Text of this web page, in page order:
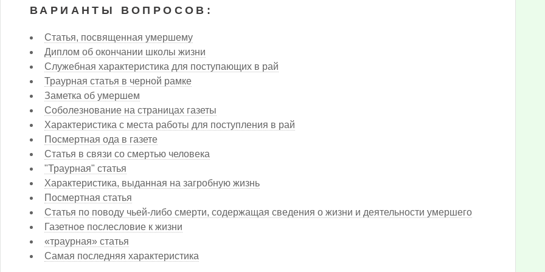
ВАРИАНТЫ ВОПРОСОВ:
Статья, посвященная умершему
Диплом об окончании школы жизни
Служебная характеристика для поступающих в рай
Траурная статья в черной рамке
Заметка об умершем
Соболезнование на страницах газеты
Характеристика с места работы для поступления в рай
Посмертная ода в газете
Статья в связи со смертью человека
"Траурная" статья
Характеристика, выданная на загробную жизнь
Посмертная статья
Статья по поводу чьей-либо смерти, содержащая сведения о жизни и деятельности умершего
Газетное послесловие к жизни
«траурная» статья
Самая последняя характеристика